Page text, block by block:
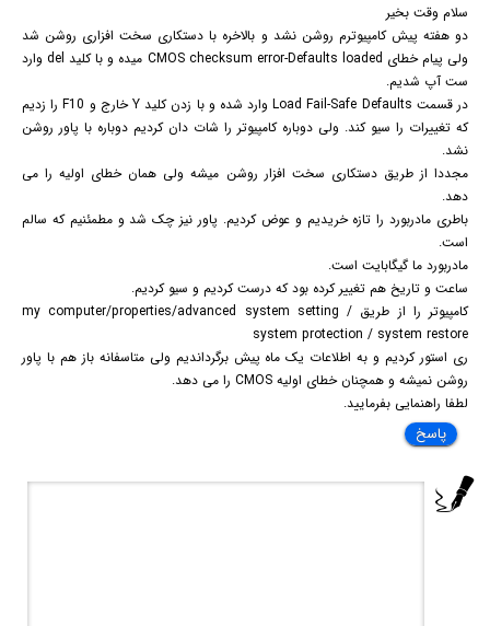
سلام وقت بخیر
دو هفته پیش کامپیوترم روشن نشد و بالاخره با دستکاری سخت افزاری روشن شد
ولی پیام خطای CMOS checksum error-Defaults loaded میده و با کلید del وارد
ست آپ شدیم.
در قسمت Load Fail-Safe Defaults وارد شده و با زدن کلید Y خارج و F10 را زدیم
که تغییرات را سیو کند. ولی دوباره کامپیوتر را شات دان کردیم دوباره با پاور روشن
نشد.
مجددا از طریق دستکاری سخت افزار روشن میشه ولی همان خطای اولیه را می
دهد.
باطری مادربورد را تازه خریدیم و عوض کردیم. پاور نیز چک شد و مطمئنیم که سالم
است.
مادربورد ما گیگابایت است.
ساعت و تاریخ هم تغییر کرده بود که درست کردیم و سیو کردیم.
کامپیوتر را از طریق my computer/properties/advanced system setting /
system protection / system restore
ری استور کردیم و به اطلاعات یک ماه پیش برگرداندیم ولی متاسفانه باز هم با پاور
روشن نمیشه و همچنان خطای اولیه CMOS را می دهد.
لطفا راهنمایی بفرمایید.
پاسخ